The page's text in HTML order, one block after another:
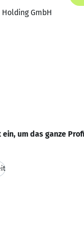
Holding GmbH
ein, um das ganze